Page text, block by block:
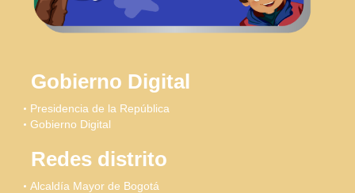
Gobierno Digital
Presidencia de la República
Gobierno Digital
Redes distrito
Alcaldía Mayor de Bogotá